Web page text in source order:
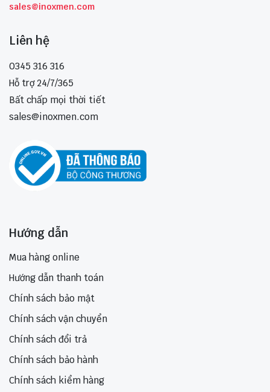
sales@inoxmen.com
Liên hệ
0345 316 316
Hỗ trợ 24/7/365
Bất chấp mọi thời tiết
sales@inoxmen.com
Hướng dẫn
Mua hàng online
Hướng dẫn thanh toán
Chính sách bảo mật
Chính sách vận chuyển
Chính sách đổi trả
Chính sách bảo hành
Chính sách kiểm hàng